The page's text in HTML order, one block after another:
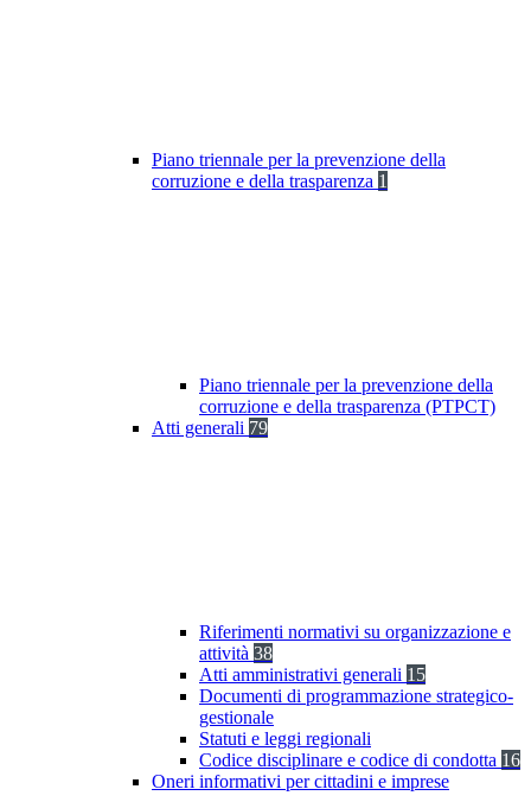
Piano triennale per la prevenzione della
corruzione e della trasparenza 1
Piano triennale per la prevenzione della
corruzione e della trasparenza (PTPCT)
Atti generali 79
Riferimenti normativi su organizzazione e
attività 38
Atti amministrativi generali 15
Documenti di programmazione strategico-
gestionale
Statuti e leggi regionali
Codice disciplinare e codice di condotta 16
Oneri informativi per cittadini e imprese